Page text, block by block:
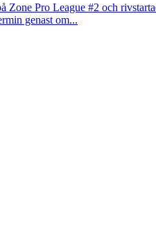
Zone Pro League #2 och
genast om...